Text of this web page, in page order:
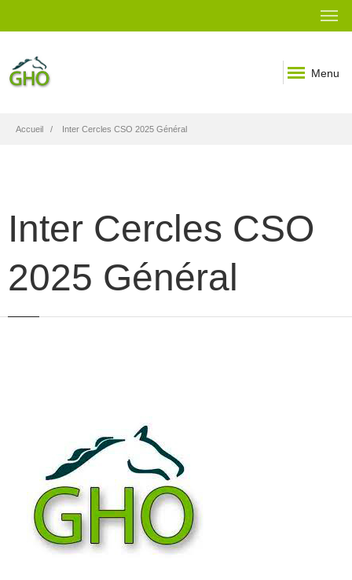
Menu
Fil
Accueil Inter Cercles CSO 2025 Général
Inter Cercles CSO
2025 Général